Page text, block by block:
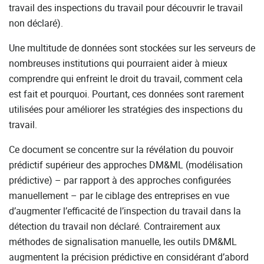
travail des inspections du travail pour découvrir le travail
non déclaré).
Une multitude de données sont stockées sur les serveurs de
nombreuses institutions qui pourraient aider à mieux
comprendre qui enfreint le droit du travail, comment cela
est fait et pourquoi. Pourtant, ces données sont rarement
utilisées pour améliorer les stratégies des inspections du
travail.
Ce document se concentre sur la révélation du pouvoir
prédictif supérieur des approches DM&ML (modélisation
prédictive) – par rapport à des approches configurées
manuellement – par le ciblage des entreprises en vue
d’augmenter l’efficacité de l’inspection du travail dans la
détection du travail non déclaré. Contrairement aux
méthodes de signalisation manuelle, les outils DM&ML
augmentent la précision prédictive en considérant d’abord